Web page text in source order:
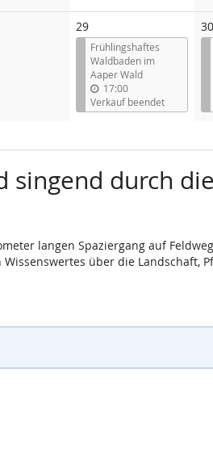
29
Frühlingshaftes
Waldbaden im
Aaper Wald
17:00
Verkauf beendet
30
durch
langen Spaziergang auf
über die Landschaft,